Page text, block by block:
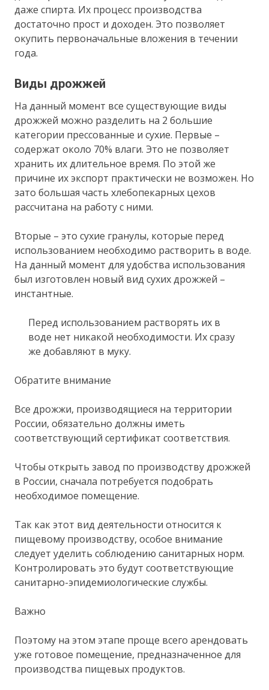
даже спирта. Их процесс производства
достаточно прост и доходен. Это позволяет
окупить первоначальные вложения в течении
года.
Виды дрожжей
На данный момент все существующие виды
дрожжей можно разделить на 2 большие
категории прессованные и сухие. Первые –
содержат около 70% влаги. Это не позволяет
хранить их длительное время. По этой же
причине их экспорт практически не возможен. Но
зато большая часть хлебопекарных цехов
рассчитана на работу с ними.
Вторые – это сухие гранулы, которые перед
использованием необходимо растворить в воде.
На данный момент для удобства использования
был изготовлен новый вид сухих дрожжей –
инстантные.
Перед использованием растворять их в
воде нет никакой необходимости. Их сразу
же добавляют в муку.
Обратите внимание
Все дрожжи, производящиеся на территории
России, обязательно должны иметь
соответствующий сертификат соответствия.
Чтобы открыть завод по производству дрожжей
в России, сначала потребуется подобрать
необходимое помещение.
Так как этот вид деятельности относится к
пищевому производству, особое внимание
следует уделить соблюдению санитарных норм.
Контролировать это будут соответствующие
санитарно-эпидемиологические службы.
Важно
Поэтому на этом этапе проще всего арендовать
уже готовое помещение, предназначенное для
производства пищевых продуктов.